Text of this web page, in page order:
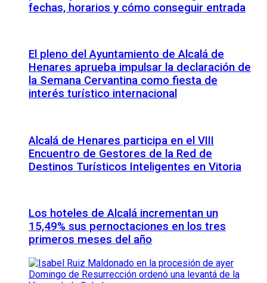
fechas, horarios y cómo conseguir entrada
El pleno del Ayuntamiento de Alcalá de
Henares aprueba impulsar la declaración de
la Semana Cervantina como fiesta de
interés turístico internacional
Alcalá de Henares participa en el VIII
Encuentro de Gestores de la Red de
Destinos Turísticos Inteligentes en Vitoria
Los hoteles de Alcalá incrementan un
15,49% sus pernoctaciones en los tres
primeros meses del año